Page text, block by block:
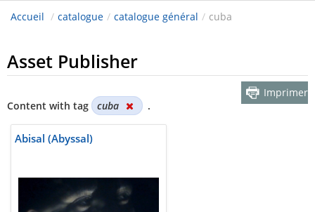
Accueil / catalogue / catalogue général / cuba
Asset Publisher
Content with tag cuba .
Imprimer
Abisal (Abyssal)